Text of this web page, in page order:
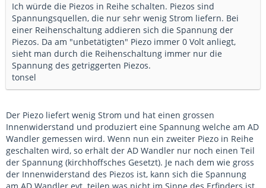
Ich würde die Piezos in Reihe schalten. Piezos sind
Spannungsquellen, die nur sehr wenig Strom liefern. Bei
einer Reihenschaltung addieren sich die Spannung der
Piezos. Da am "unbetätigten" Piezo immer 0 Volt anliegt,
sieht man durch die Reihenschaltung immer nur die
Spannung des getriggerten Piezos.
tonsel
Der Piezo liefert wenig Strom und hat einen grossen
Innenwiderstand und produziert eine Spannung welche am AD
Wandler gemessen wird. Wenn nun ein zweiter Piezo in Reihe
geschalten wird, so erhält der AD Wandler nur noch einen Teil
der Spannung (kirchhoffsches Gesetzt). Je nach dem wie gross
der Innenwiderstand des Piezos ist, kann sich die Spannung